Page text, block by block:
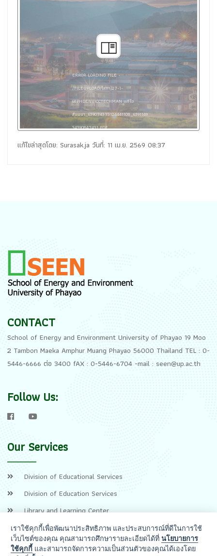
ERROR LOADING FILE -
/FILEUPLOAD/[สภา]27-1-
68PHDENVICCTECHMAN แก้ไข
สัมมนา_639074373124441108_6391149
34390847431.PDF
แก้ไขล่าสุดโดย: Surasak.ja วันที่: 11 เม.ย. 2569 08:37
CONTACT
School of Energy and Environment University of Phayao 19 Moo
2 Tambon Maeka Amphur Muang Phayao 56000 Thailand TEL : 0-
5446-6666 ต่อ 3400 fAX : 0-5446-6704 -mail : seen@up.ac.th
Follow Us:
Our Services
Division of Educational Services
Division of Education Services
Library and Learning Center
เราใช้คุกกี้เพื่อพัฒนาประสิทธิภาพ และประสบการณ์ที่ดีในการใช้
เว็บไซต์ของคุณ คุณสามารถศึกษารายละเอียดได้ที่นโยบายการ
ใช้คุกกี้ และสามารถจัดการความเป็นส่วนตัวของคุณได้เองโดย